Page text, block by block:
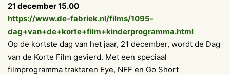
21 december 15.00
https://www.de-fabriek.nl/films/1095-
dag+van+de+korte+film+kinderprogramma.html
Op de kortste dag van het jaar, 21 december, wordt de Dag
van de Korte Film gevierd. Met een speciaal
filmprogramma trakteren Eye, NFF en Go Short